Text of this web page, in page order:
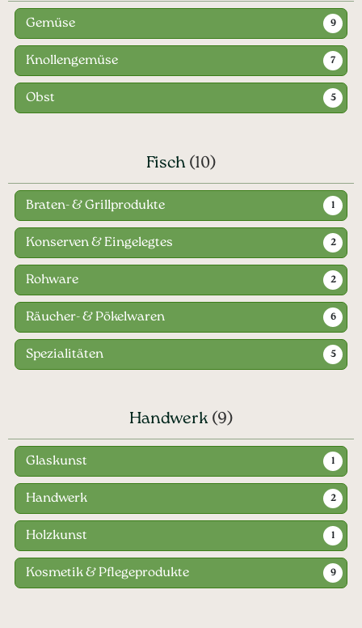
Gemüse 9
Knollengemüse 7
Obst 5
Fisch (10)
Braten- & Grillprodukte 1
Konserven & Eingelegtes 2
Rohware 2
Räucher- & Pökelwaren 6
Spezialitäten 5
Handwerk (9)
Glaskunst 1
Handwerk 2
Holzkunst 1
Kosmetik & Pflegeprodukte 9